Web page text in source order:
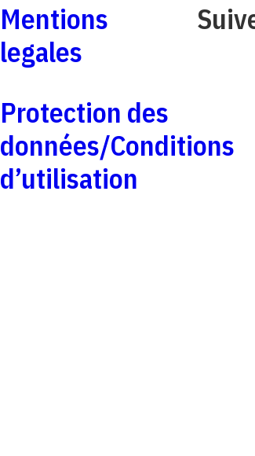
Mentions
legales
Protection des
données/Conditions
d’utilisation